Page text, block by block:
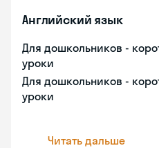
Английский язык
Для дошкольников -
уроки
Для дошкольников -
уроки
Читать дальше